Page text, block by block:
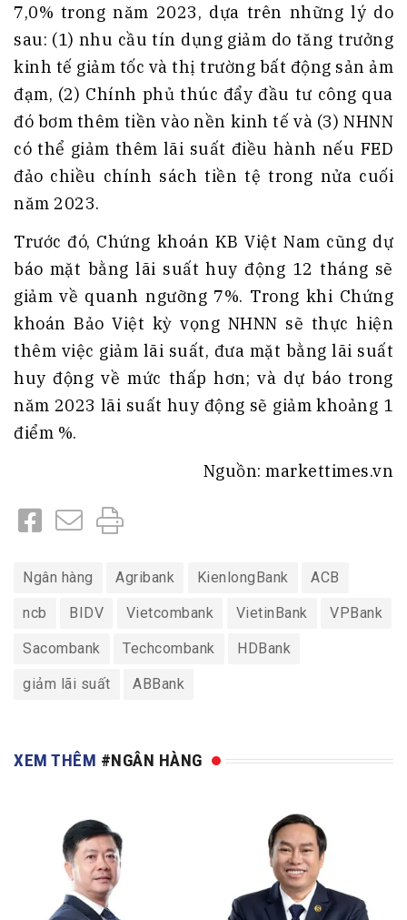
7,0% trong năm 2023, dựa trên những lý do
sau: (1) nhu cầu tín dụng giảm do tăng trưởng
kinh tế giảm tốc và thị trường bất động sản ảm
đạm, (2) Chính phủ thúc đẩy đầu tư công qua
đó bơm thêm tiền vào nền kinh tế và (3) NHNN
có thể giảm thêm lãi suất điều hành nếu FED
đảo chiều chính sách tiền tệ trong nửa cuối
năm 2023.
Trước đó, Chứng khoán KB Việt Nam cũng dự
báo mặt bằng lãi suất huy động 12 tháng sẽ
giảm về quanh ngưỡng 7%. Trong khi Chứng
khoán Bảo Việt kỳ vọng NHNN sẽ thực hiện
thêm việc giảm lãi suất, đưa mặt bằng lãi suất
huy động về mức thấp hơn; và dự báo trong
năm 2023 lãi suất huy động sẽ giảm khoảng 1
điểm %.
Nguồn: markettimes.vn
Ngân hàng Agribank KienlongBank ACB
ncb BIDV Vietcombank VietinBank VPBank
Sacombank Techcombank HDBank
giảm lãi suất ABBank
XEM THÊM #NGÂN HÀNG